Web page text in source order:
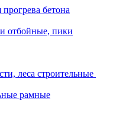
бетона
отбойные, пики
леса строительные
рамные